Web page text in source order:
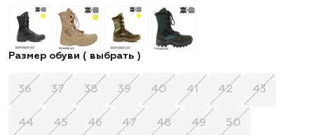
Размер обуви ( выбрать )
36 37 38 39 40 41 42 43
44 45 46 47 48 49 50